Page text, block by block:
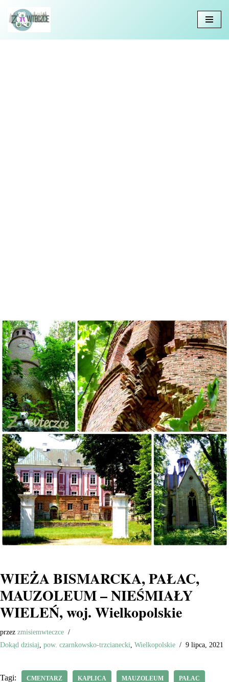
Przejdź
WIEŻA BISMARCKA, PAŁAC,
MAUZOLEUM – NIEŚMIAŁY
WIELEŃ, woj. Wielkopolskie
przez zmisiemwteczce
Dokąd dzisiaj pow. czarnkowsko-trzcianecki Wielkopolskie 9 lipca, 2021
Tagi: CMENTARZ KAPLICA MAUZOLEUM PAŁAC